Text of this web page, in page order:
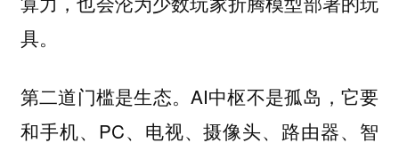
具。
第二道门槛是生态。 AI中枢不是孤岛，它要
和手机、PC、电视、摄像头、路由器、智